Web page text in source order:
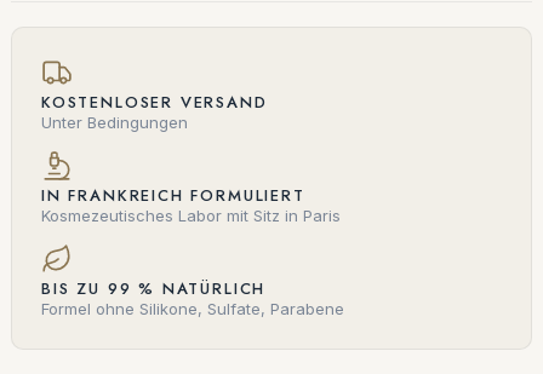
KOSTENLOSER VERSAND
Unter Bedingungen
IN FRANKREICH FORMULIERT
Kosmezeutisches Labor mit Sitz in Paris
BIS ZU 99 % NATÜRLICH
Formel ohne Silikone, Sulfate, Parabene